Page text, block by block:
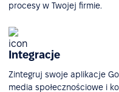
procesy w Twojej firmie.
Integracje
Zintegruj swoje aplikacje
media społecznościowe i